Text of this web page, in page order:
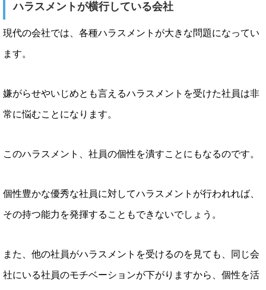
ハラスメントが横行している会社
現代の会社では、各種ハラスメントが大きな問題になってい
ます。
嫌がらせやいじめとも言えるハラスメントを受けた社員は非
常に悩むことになります。
このハラスメント、社員の個性を潰すことにもなるのです。
個性豊かな優秀な社員に対してハラスメントが行われれば、
その持つ能力を発揮することもできないでしょう。
また、他の社員がハラスメントを受けるのを見ても、同じ会
社にいる社員のモチベーションが下がりますから、個性を活